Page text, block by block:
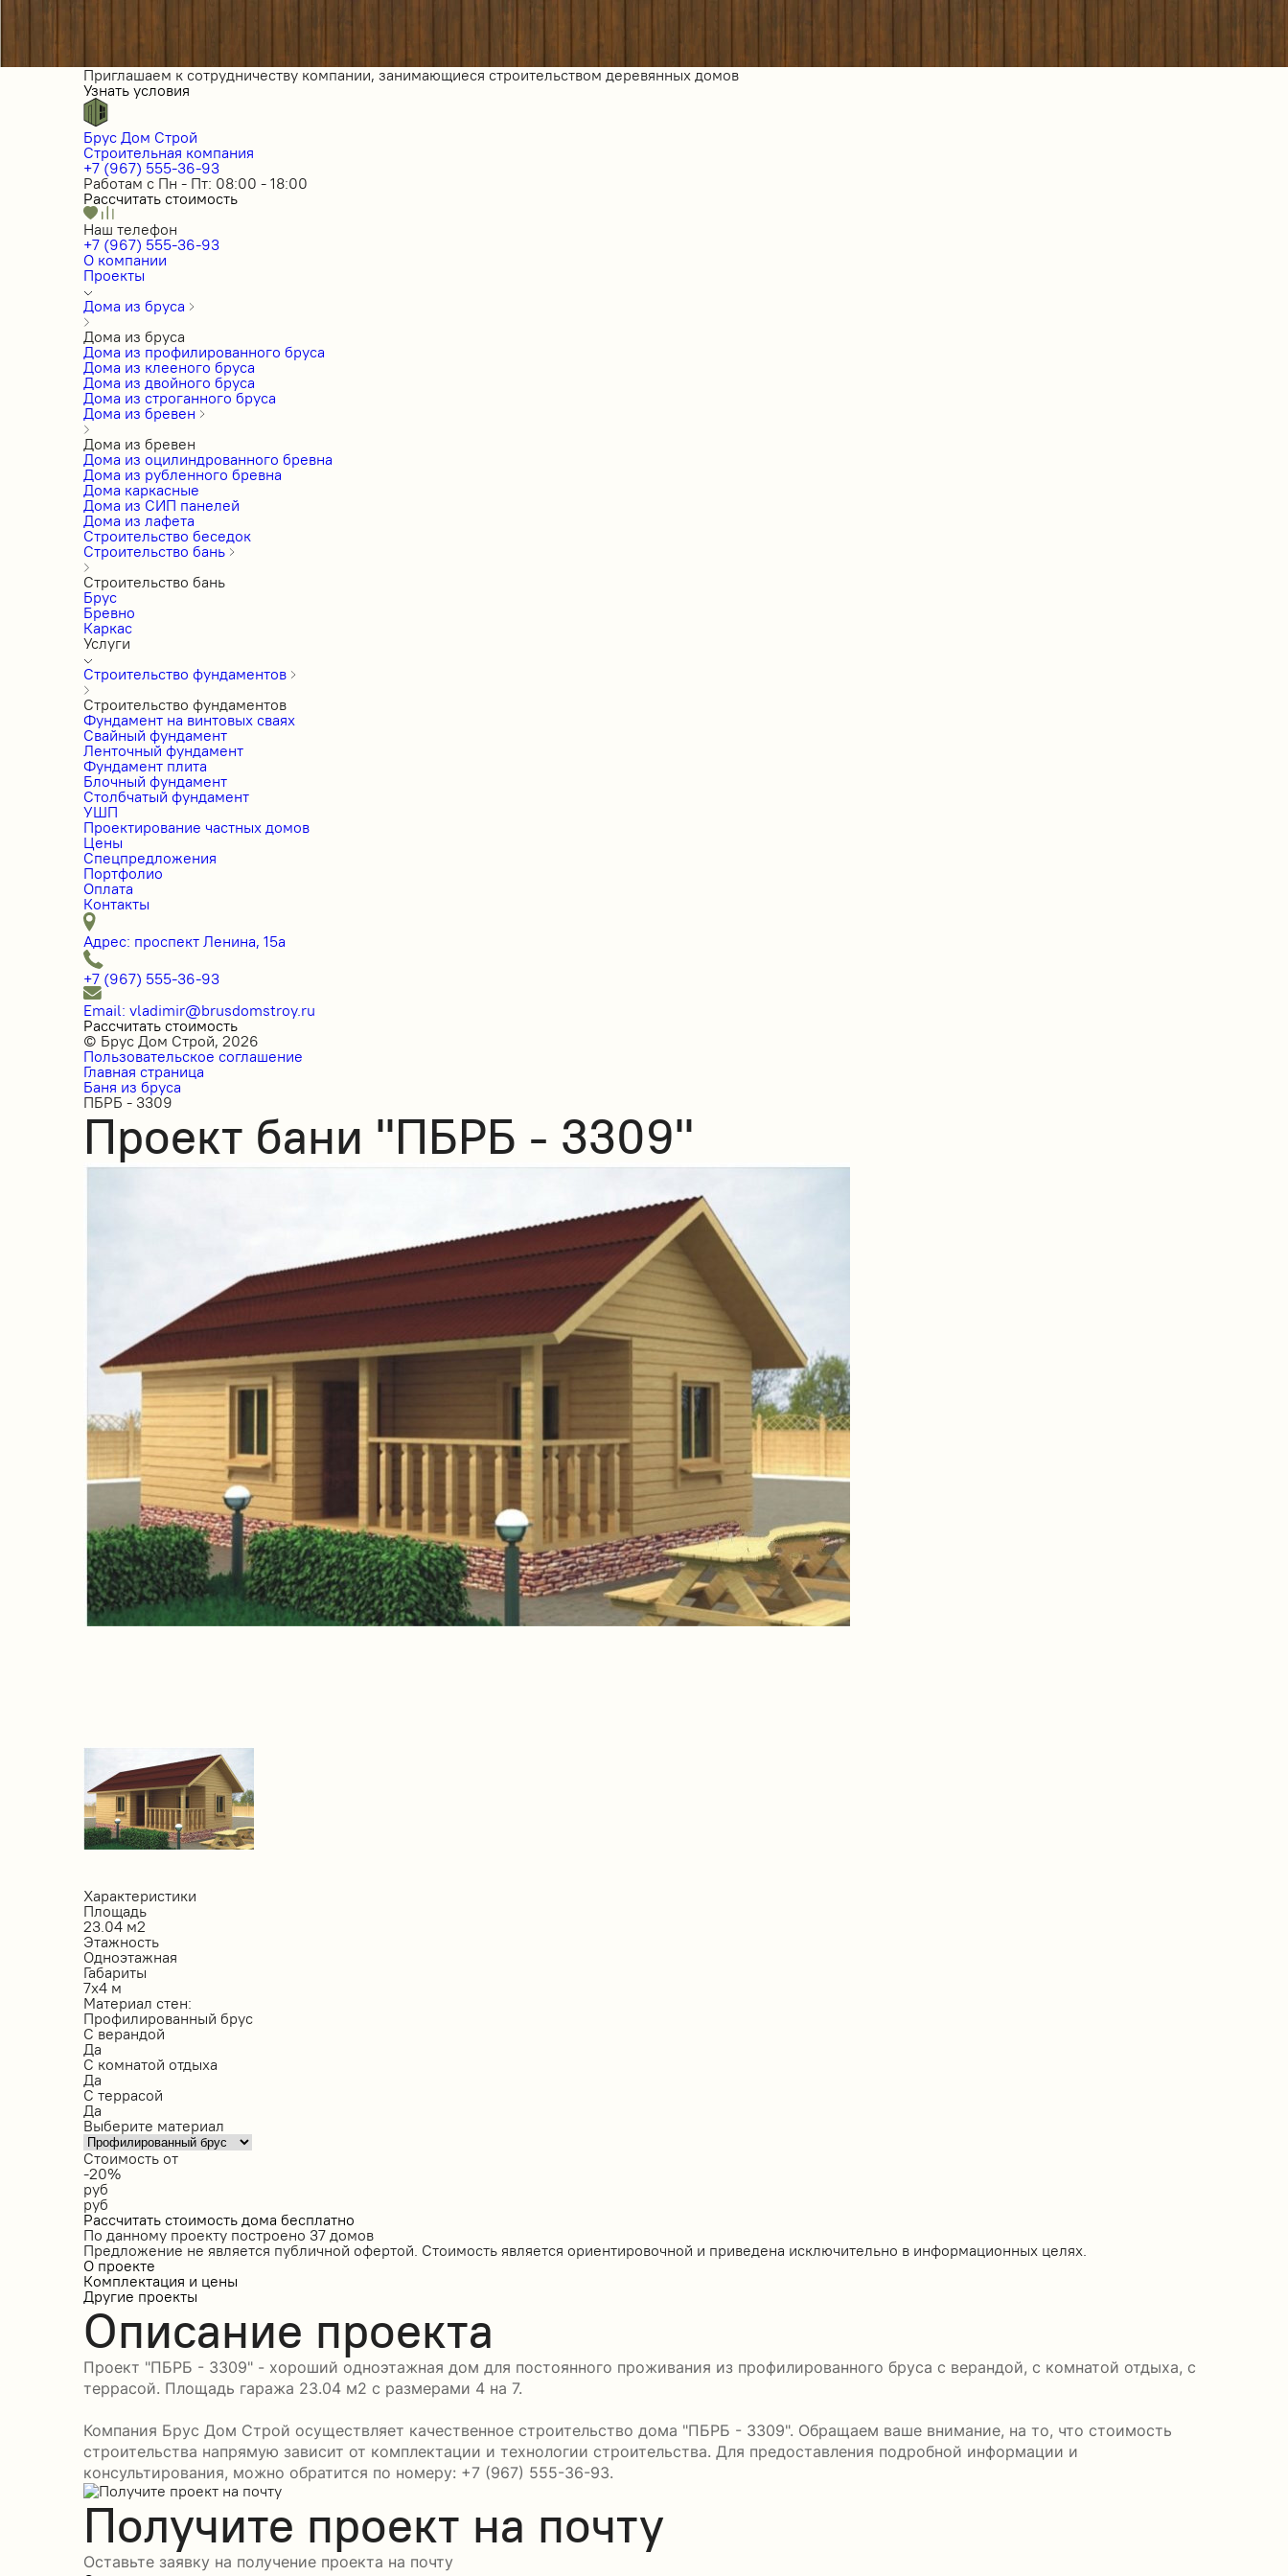
Приглашаем к сотрудничеству компании, занимающиеся строительством деревянных домов
Узнать условия
Брус Дом Строй
Строительная компания
+7 (967) 555-36-93
Работам с Пн - Пт: 08:00 - 18:00
Рассчитать стоимость
Наш телефон
+7 (967) 555-36-93
О компании
Проекты
Дома из бруса
Дома из бруса
Дома из профилированного бруса
Дома из клееного бруса
Дома из двойного бруса
Дома из строганного бруса
Дома из бревен
Дома из бревен
Дома из оцилиндрованного бревна
Дома из рубленного бревна
Дома каркасные
Дома из СИП панелей
Дома из лафета
Строительство беседок
Строительство бань
Строительство бань
Брус
Бревно
Каркас
Услуги
Строительство фундаментов
Строительство фундаментов
Фундамент на винтовых сваях
Свайный фундамент
Ленточный фундамент
Фундамент плита
Блочный фундамент
Столбчатый фундамент
УШП
Проектирование частных домов
Цены
Спецпредложения
Портфолио
Оплата
Контакты
Адрес: проспект Ленина, 15а
+7 (967) 555-36-93
Email: vladimir@brusdomstroy.ru
Рассчитать стоимость
© Брус Дом Строй, 2026
Пользовательское соглашение
Главная страница
Баня из бруса
ПБРБ - 3309
Проект бани "ПБРБ - 3309"
Характеристики
Площадь
23.04 м2
Этажность
Одноэтажная
Габариты
7х4 м
Материал стен:
Профилированный брус
С верандой
Да
С комнатой отдыха
Да
С террасой
Да
Выберите материал
Стоимость от
-20%
руб
руб
Рассчитать стоимость дома бесплатно
По данному проекту построено 37 домов
Предложение не является публичной офертой. Стоимость является ориентировочной и приведена исключительно в информационных целях.
О проекте
Комплектация и цены
Другие проекты
Описание проекта
Проект "ПБРБ - 3309" - хороший одноэтажная дом для постоянного проживания из профилированного бруса с верандой, с комнатой отдыха, с
террасой. Площадь гаража 23.04 м2 с размерами 4 на 7.
Компания Брус Дом Строй осуществляет качественное строительство дома "ПБРБ - 3309". Обращаем ваше внимание, на то, что стоимость
строительства напрямую зависит от комплектации и технологии строительства. Для предоставления подробной информации и
консультирования, можно обратится по номеру: +7 (967) 555-36-93.
Получите проект на почту
Оставьте заявку на получение проекта на почту